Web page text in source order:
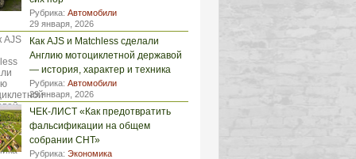
Рубрика: Автомобили
29 января, 2026
Как AJS и Matchless сделали
Англию мотоциклетной державой
— история, характер и техника
Рубрика: Автомобили
29 января, 2026
ЧЕК-ЛИСТ «Как предотвратить
фальсификации на общем
собрании СНТ»
Рубрика: Экономика